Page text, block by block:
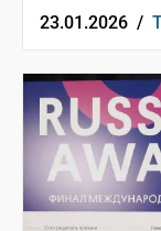
23.01.2026 /